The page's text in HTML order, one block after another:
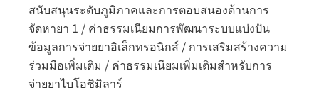
สนับสนุนระดับภูมิภาคและการตอบสนองด้านการ
จัดหายา 1 / ค่าธรรมเนียมการพัฒนาระบบแบ่งปัน
ข้อมูลการจ่ายยาอิเล็กทรอนิกส์ / การเสริมสร้างความ
ร่วมมือเพิ่มเติม / ค่าธรรมเนียมเพิ่มเติมสำหรับการ
จ่ายยาไบโอซิมิลาร์